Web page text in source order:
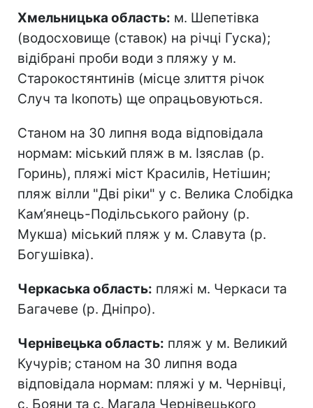
Хмельницька область: м. Шепетівка
(водосховище (ставок) на річці Гуска);
відібрані проби води з пляжу у м.
Старокостянтинів (місце злиття річок
Случ та Ікопоть) ще опрацьовуються.
Станом на 30 липня вода відповідала
нормам: міський пляж в м. Ізяслав (р.
Горинь), пляжі міст Красилів, Нетішин;
пляж вілли "Дві ріки" у с. Велика Слобідка
Кам’янець-Подільського району (р.
Мукша) міський пляж у м. Славута (р.
Богушівка).
Черкаська область: пляжі м. Черкаси та
Багачеве (р. Дніпро).
Чернівецька область: пляж у м. Великий
Кучурів; станом на 30 липня вода
відповідала нормам: пляжі у м. Чернівці,
с. Бояни та с. Магала Чернівецького